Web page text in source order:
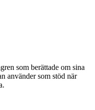
som berättade om sina
använder som stöd när